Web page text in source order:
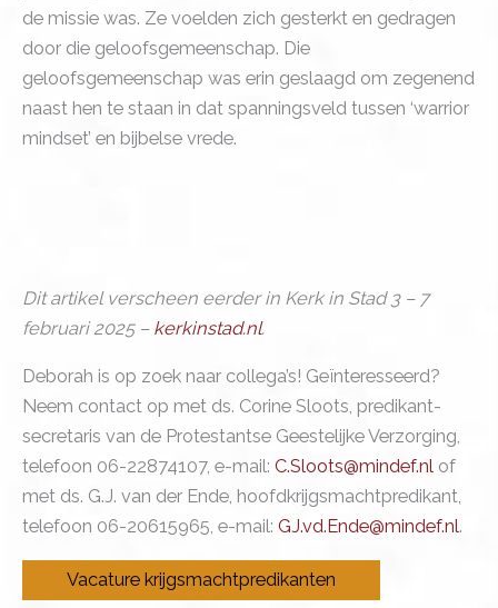
de missie was. Ze voelden zich gesterkt en gedragen
door die geloofsgemeenschap. Die
geloofsgemeenschap was erin geslaagd om zegenend
naast hen te staan in dat spanningsveld tussen ‘warrior
mindset’ en bijbelse vrede.
Dit artikel verscheen eerder in Kerk in Stad 3 – 7
februari 2025 – kerkinstad.nl.
Deborah is op zoek naar collega’s! Geïnteresseerd?
Neem contact op met ds. Corine Sloots, predikant-
secretaris van de Protestantse Geestelijke Verzorging,
telefoon 06-22874107, e-mail: C.Sloots@mindef.nl of
met ds. G.J. van der Ende, hoofdkrijgsmachtpredikant,
telefoon 06-20615965, e-mail: GJ.vd.Ende@mindef.nl.
Vacature krijgsmachtpredikanten